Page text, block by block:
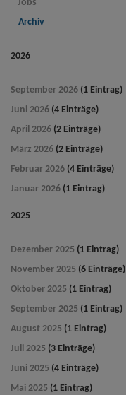
Jobs
Archiv
2026
September 2026 (1 Eintrag)
Juni 2026 (4 Einträge)
April 2026 (2 Einträge)
März 2026 (2 Einträge)
Februar 2026 (4 Einträge)
Januar 2026 (1 Eintrag)
2025
Dezember 2025 (1 Eintrag)
November 2025 (6 Einträge)
Oktober 2025 (1 Eintrag)
September 2025 (1 Eintrag)
August 2025 (1 Eintrag)
Juli 2025 (3 Einträge)
Juni 2025 (4 Einträge)
Mai 2025 (1 Eintrag)